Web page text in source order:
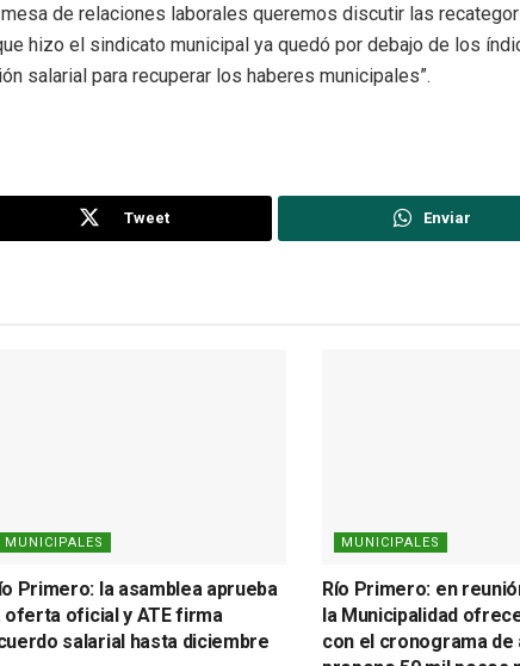
de relaciones laborales queremos discutir las
hizo el sindicato municipal ya quedó por debajo de los
salarial para recuperar los haberes municipales”.
Tweet Enviar
MUNICIPALES
Primero: la asamblea aprueba
oferta oficial y ATE firma
salarial hasta diciembre
MUNICIPALES
Río Primero: en
la Municipalidad
con el cronograma de